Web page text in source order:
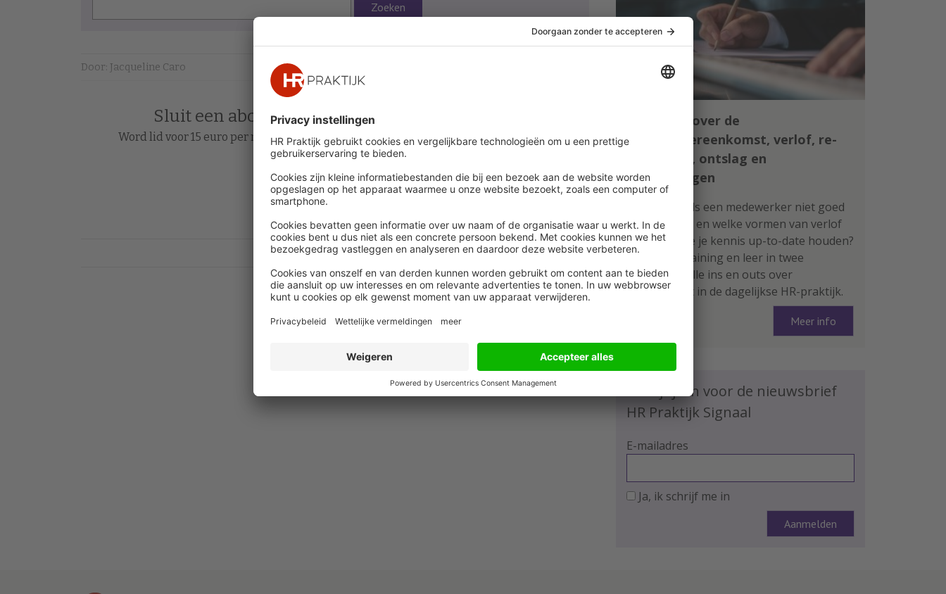
Zoeken
Door: Jacqueline Caro
Sluit een abonnement af om dit artikel te lezen
Word lid voor 15 euro per maand en lees onbeperkt alle artikelen in onze kennisbank
Account aanmaken
Heb je al een account ?
Leer alles over de
arbeidsovereenkomst, verlof, re-
integratie, ontslag en
vergoedingen
Wat doe je als een medewerker niet goed
functioneert en welke vormen van verlof
zijn er? Wil je je kennis up-to-date houden?
Volg deze training en leer in twee
ochtenden alle ins en outs over
arbeidsrecht in de dagelijkse HR-praktijk.
Meer info
Schrijf je in voor de nieuwsbrief
HR Praktijk Signaal
E-mailadres
Ja, ik schrijf me in